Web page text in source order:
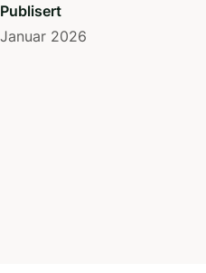
Publisert
Januar 2026